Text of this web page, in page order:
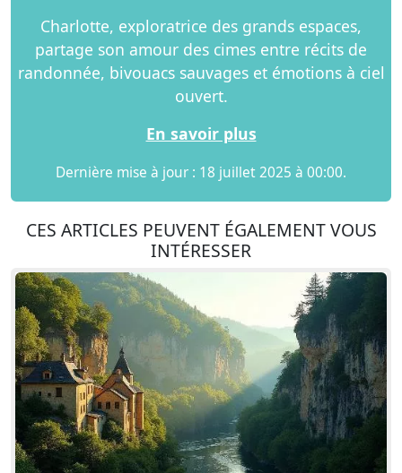
Charlotte, exploratrice des grands espaces,
partage son amour des cimes entre récits de
randonnée, bivouacs sauvages et émotions à ciel
ouvert.
En savoir plus
Dernière mise à jour : 18 juillet 2025 à 00:00.
CES ARTICLES PEUVENT ÉGALEMENT VOUS
INTÉRESSER